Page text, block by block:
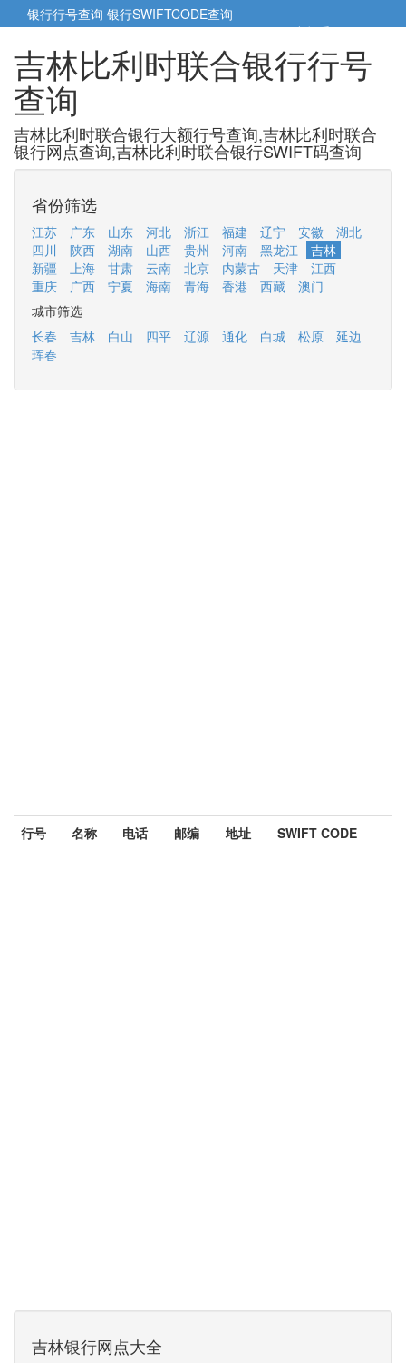
银行行号查询 银行SWIFTCODE查询
5cm小帮手5cm.cn
吉林比利时联合银行行号
查询
吉林比利时联合银行大额行号查询,吉林比利时联合
银行网点查询,吉林比利时联合银行SWIFT码查询
省份筛选
江苏 广东 山东 河北 浙江 福建 辽宁 安徽
湖北
四川
陕西 湖南 山西 贵州 河南 黑龙江
吉林
新疆
上海 甘肃 云南 北京 内蒙古 天津
江西
重庆
广西 宁夏 海南 青海 香港 西藏
澳门
城市筛选
长春
吉林 白山 四平 辽源 通化 白城 松原
延边
珲春
行号 名称 电话 邮编 地址 SWIFT CODE
吉林银行网点大全